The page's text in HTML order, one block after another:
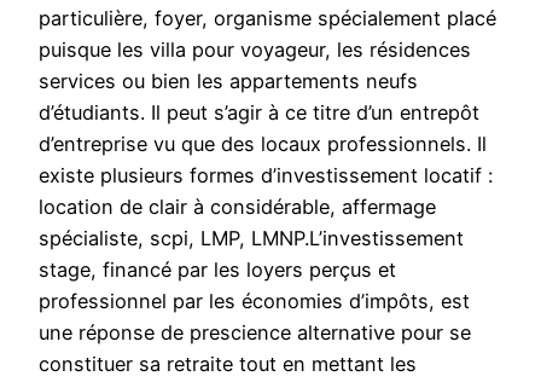
particulière, foyer, organisme spécialement placé
puisque les villa pour voyageur, les résidences
services ou bien les appartements neufs
d’étudiants. Il peut s’agir à ce titre d’un entrepôt
d’entreprise vu que des locaux professionnels. Il
existe plusieurs formes d’investissement locatif :
location de clair à considérable, affermage
spécialiste, scpi, LMP, LMNP.L’investissement
stage, financé par les loyers perçus et
professionnel par les économies d’impôts, est
une réponse de prescience alternative pour se
constituer sa retraite tout en mettant les